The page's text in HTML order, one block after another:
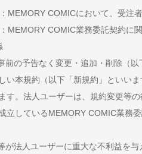
MEMORY COMICにおいて、受注
MEMORY COMIC業務委託契約に
前の予告なく変更・追加・削除（
い本規約（以下「新規約」といい
す。法人ユーザーは、規約変更等
立しているMEMORY COMIC業務
が法人ユーザーに重大な不利益を